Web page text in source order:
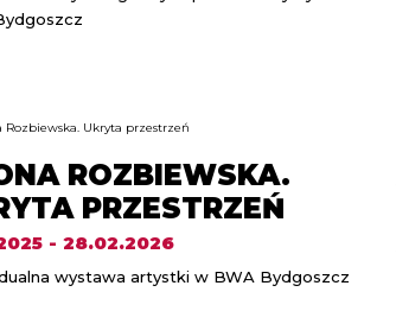
ROZBIEWSKA.
PRZESTRZEŃ
- 28.02.2026
wystawa artystki w BWA Bydgoszcz